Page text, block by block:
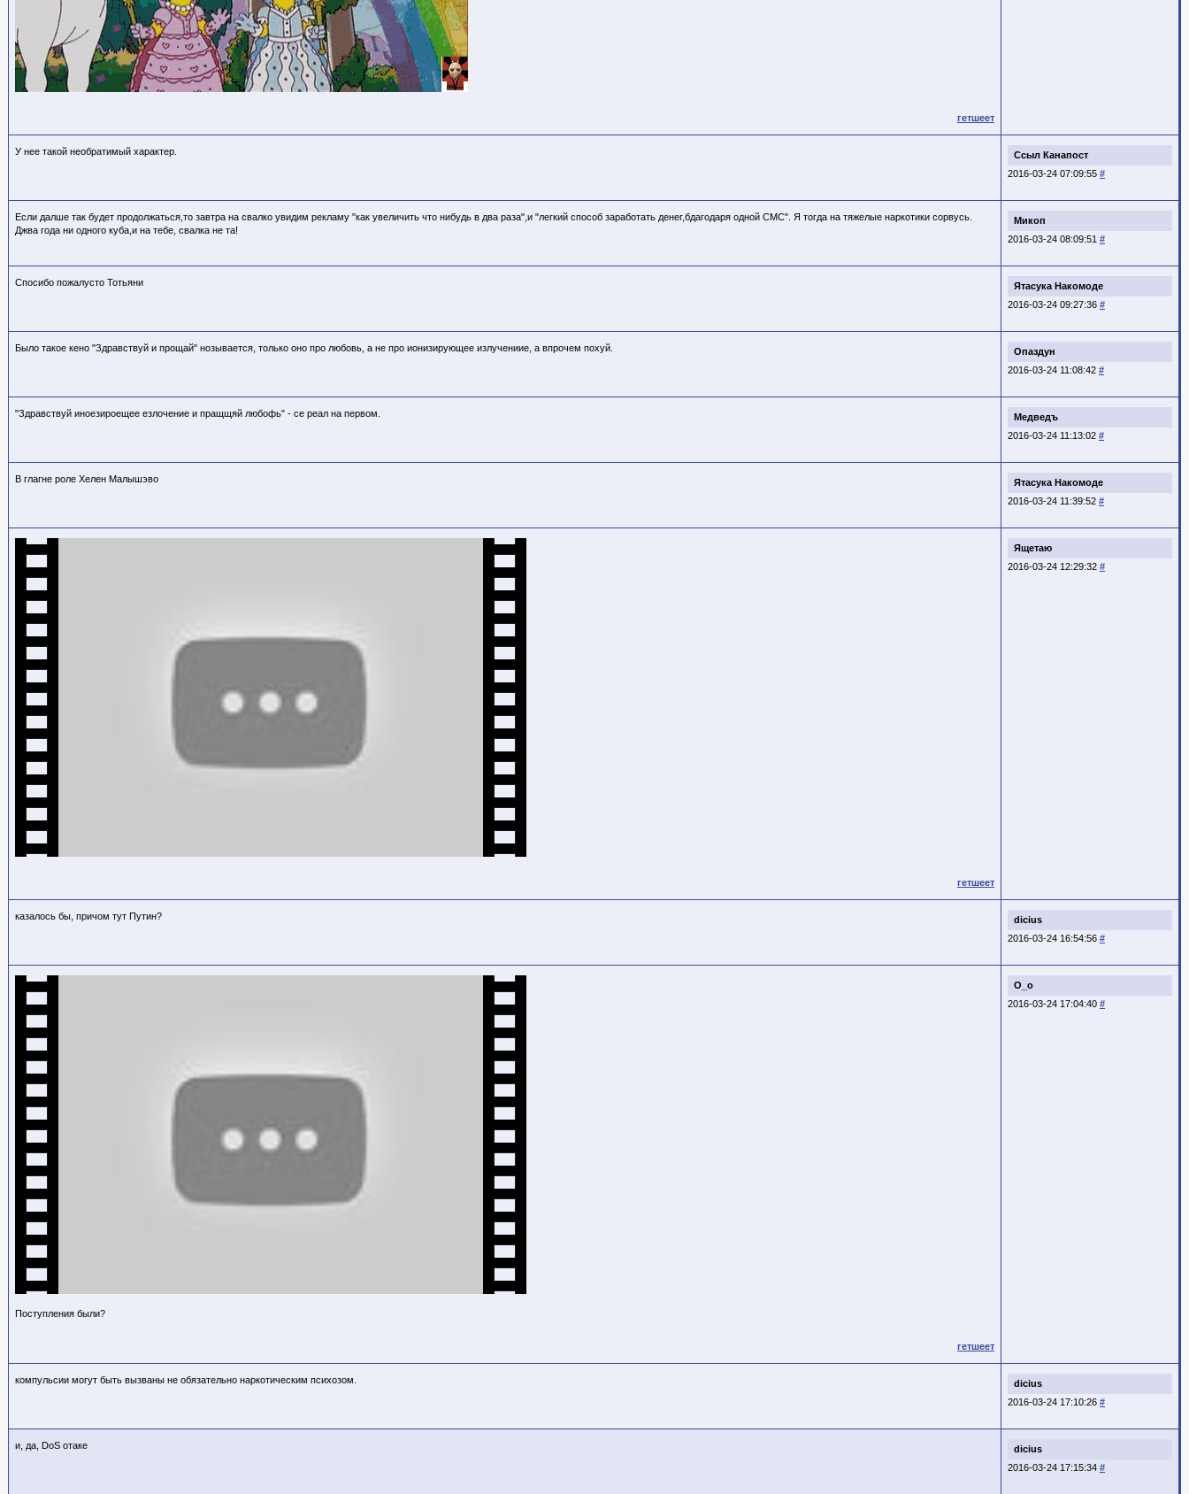
гетшеет
Ссыл Канапост
2016-03-24 07:09:55 #
У нее такой необратимый характер.
Микоп
2016-03-24 08:09:51 #
Если далше так будет продолжаться,то завтра на свалко увидим рекламу "как увеличить что нибудь в два раза",и "легкий способ заработать денег,бдагодаря одной СМС". Я тогда на тяжелые наркотики сорвусь.
Джва года ни одного куба,и на тебе, свалка не та!
Ятасука Накомоде
2016-03-24 09:27:36 #
Спосибо пожалусто Тотьяни
Опаздун
2016-03-24 11:08:42 #
Было такое кено "Здравствуй и прощай" нозывается, только оно про любовь, а не про ионизирующее излучениие, а впрочем похуй.
Медведъ
2016-03-24 11:13:02 #
"Здравствуй иноезироещее езлочение и пращщяй любофь" - се реал на первом.
Ятасука Накомоде
2016-03-24 11:39:52 #
В глагне роле Хелен Малышэво
Ящетаю
2016-03-24 12:29:32 #
гетшеет
dicius
2016-03-24 16:54:56 #
казалось бы, причом тут Путин?
O_o
2016-03-24 17:04:40 #
Поступления были?
гетшеет
dicius
2016-03-24 17:10:26 #
компульсии могут быть вызваны не обязательно наркотическим психозом.
dicius
2016-03-24 17:15:34 #
и, да, DoS отаке